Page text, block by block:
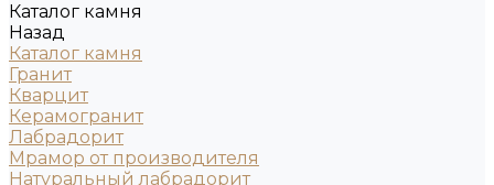
Каталог камня
Назад
Каталог камня
Гранит
Кварцит
Керамогранит
Лабрадорит
Мрамор от производителя
Натуральный лабрадорит